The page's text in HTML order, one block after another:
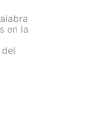
en la